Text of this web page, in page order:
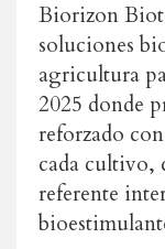
Biorizon
soluciones
agricultura
2025 donde
reforzado
cada cultivo,
referente